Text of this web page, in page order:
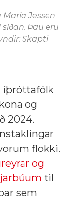
Jessen
Þau eru
Skapti
íþróttafólk
og
2024.
flokki.
og
til
sem